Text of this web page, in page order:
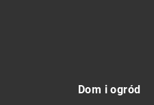
Dom i ogród